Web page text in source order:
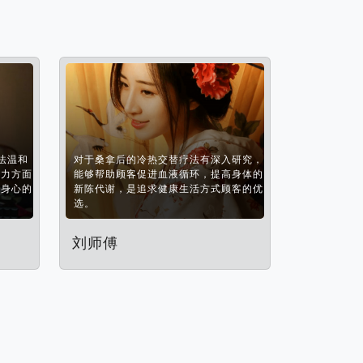
温和
方面
心的
对于桑拿后的冷热交替疗法有深入研究，
能够帮助顾客促进血液循环，提高身体的
新陈代谢，是追求健康生活方式顾客的优
选。
刘师傅